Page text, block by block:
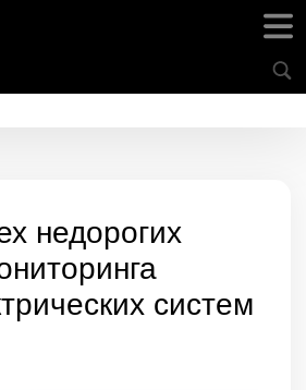
недорогих
систем